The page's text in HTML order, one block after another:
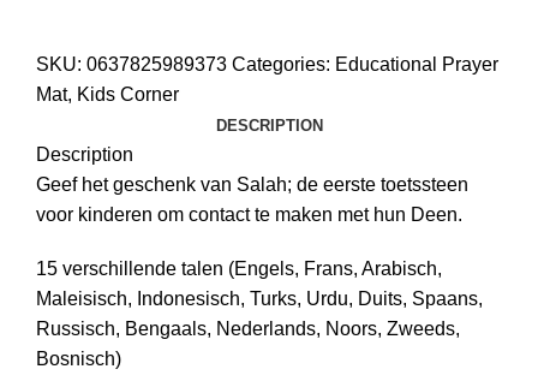
SKU: 0637825989373 Categories: Educational Prayer
Mat, Kids Corner
DESCRIPTION
Description
Geef het geschenk van Salah; de eerste toetssteen
voor kinderen om contact te maken met hun Deen.
15 verschillende talen (Engels, Frans, Arabisch,
Maleisisch, Indonesisch, Turks, Urdu, Duits, Spaans,
Russisch, Bengaals, Nederlands, Noors, Zweeds,
Bosnisch)